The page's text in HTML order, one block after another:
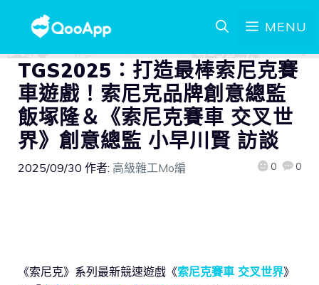
MENU
TGS2025：打造最棒索尼克賽
車遊戲！索尼克品牌創意總監
飯塚隆＆《索尼克賽車 交叉世
界》創意總監 小早川賢 訪談
2025/09/30 作者: 高級雜工Mo編 0 0
《索尼克》系列最新競速遊戲《索尼克賽車 交叉世界》